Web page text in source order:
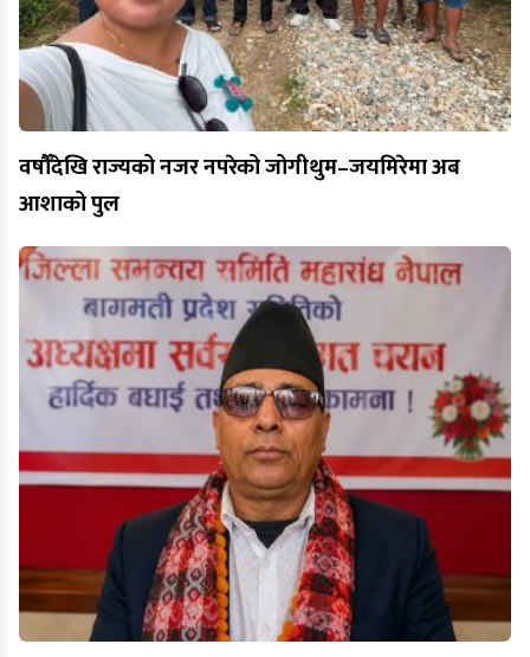
वर्षौँदेखि राज्यको नजर नपरेको जोगीथुम–जयमिरेमा अब
आशाको पुल